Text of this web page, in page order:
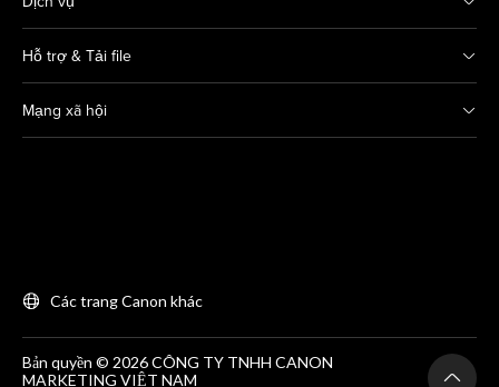
Hỗ trợ & Tải file
Mạng xã hội
Các trang Canon khác
Bản quyền © 2026 CÔNG TY TNHH CANON
MARKETING VIỆT NAM